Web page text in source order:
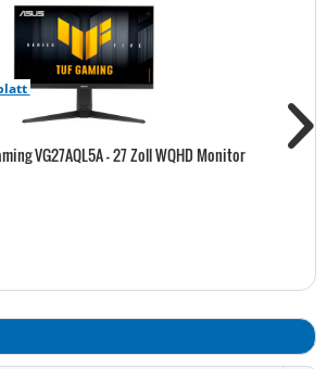
VG27AQL5A - 27 Zoll WQHD Monitor